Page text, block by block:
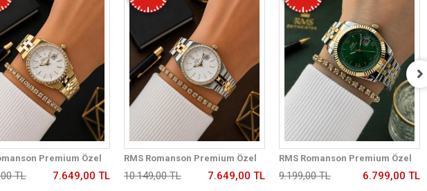
Premium Özel
Kordon 2 Yıl Garantili 5
Kol Saati+Bileklik
TL 7.649,00 TL
RMS Romanson Premium Özel
Tasarım Kordon 2 Yıl Garantili 5
Atm Kadın Kol Saati+Bileklik
10.149,00 TL 7.649,00 TL
RMS Romanson Premium Özel
Tasarım Kordon 2 Yıl Garantili 5
Atm Kadın Kol Saati+Bileklik
9.199,00 TL 6.799,00 TL